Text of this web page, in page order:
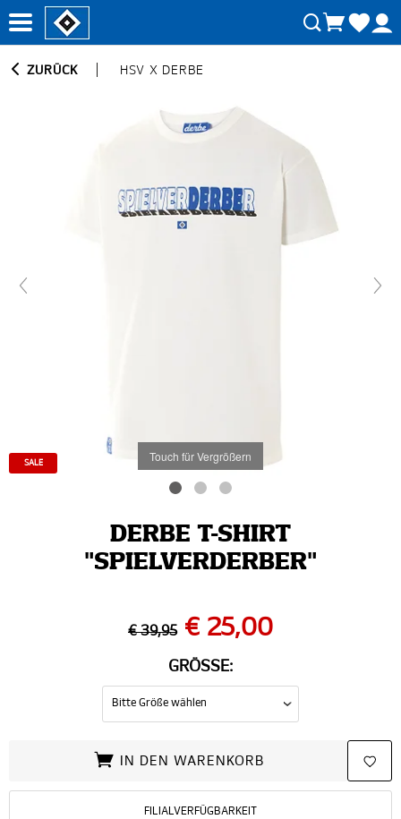
ZURÜCK HSV X DERBE
Touch für Vergrößern
SALE
DERBE T-SHIRT
"SPIELVERDERBER"
€ 39,95 € 25,00
GRÖSSE:
IN DEN WARENKORB
FILIALVERFÜGBARKEIT